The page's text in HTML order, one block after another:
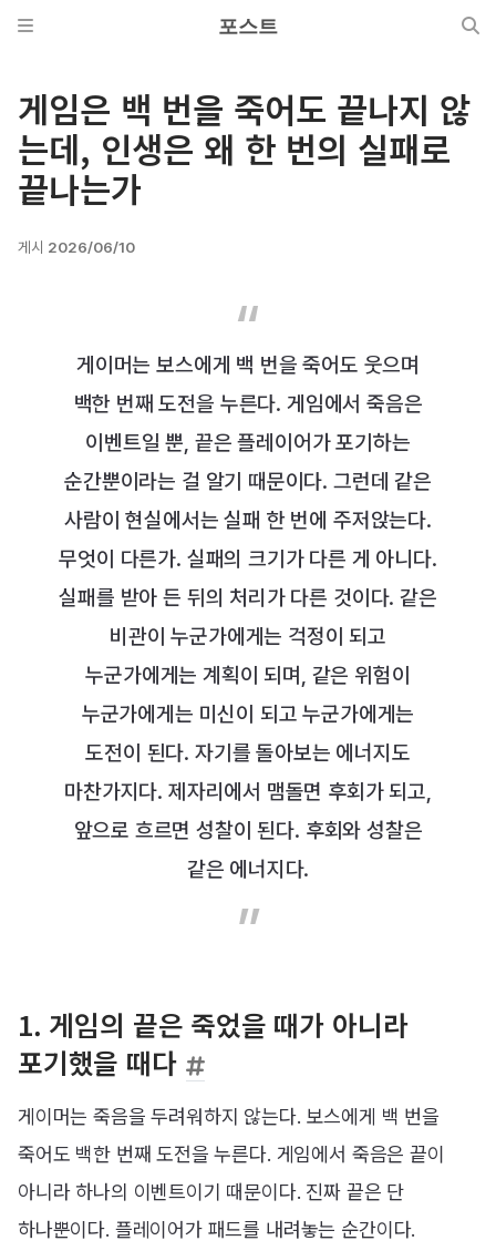
포스트
게임은 백 번을 죽어도 끝나지 않
는데, 인생은 왜 한 번의 실패로
끝나는가
게시 2026/06/10
게이머는 보스에게 백 번을 죽어도 웃으며
백한 번째 도전을 누른다. 게임에서 죽음은
이벤트일 뿐, 끝은 플레이어가 포기하는
순간뿐이라는 걸 알기 때문이다. 그런데 같은
사람이 현실에서는 실패 한 번에 주저앉는다.
무엇이 다른가. 실패의 크기가 다른 게 아니다.
실패를 받아 든 뒤의 처리가 다른 것이다. 같은
비관이 누군가에게는 걱정이 되고
누군가에게는 계획이 되며, 같은 위험이
누군가에게는 미신이 되고 누군가에게는
도전이 된다. 자기를 돌아보는 에너지도
마찬가지다. 제자리에서 맴돌면 후회가 되고,
앞으로 흐르면 성찰이 된다. 후회와 성찰은
같은 에너지다.
1. 게임의 끝은 죽었을 때가 아니라
포기했을 때다
게이머는 죽음을 두려워하지 않는다. 보스에게 백 번을
죽어도 백한 번째 도전을 누른다. 게임에서 죽음은 끝이
아니라 하나의 이벤트이기 때문이다. 진짜 끝은 단
하나뿐이다. 플레이어가 패드를 내려놓는 순간이다.